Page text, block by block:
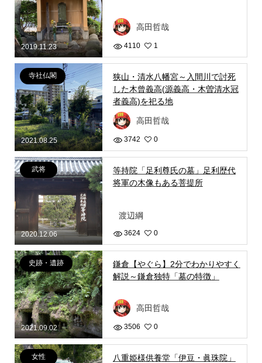
2019.11.23
高田哲哉
4110 1
2021.08.25
寺社仏閣
狭山・清水八幡宮～入間川で討死
した木曾義高(源義高・木曽清水冠
者義高)を祀る地
高田哲哉
3742 0
2020.12.06
武将
等持院「足利尊氏の墓」足利歴代
将軍の木像もある菩提所
渡辺綱
3624 0
2021.09.02
史跡・遺跡
鎌倉【やぐら】2分でわかりやすく
解説～鎌倉独特「墓の特徴」
高田哲哉
3506 0
女性
八重姫様供養堂「伊豆・眞珠院」